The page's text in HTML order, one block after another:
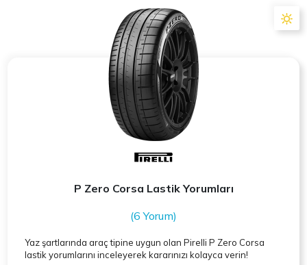
P Zero Corsa Lastik Yorumları
(6 Yorum)
Yaz şartlarında araç tipine uygun olanPirelli P Zero Corsa
lastik yorumlarını inceleyerek kararınızı kolayca verin!